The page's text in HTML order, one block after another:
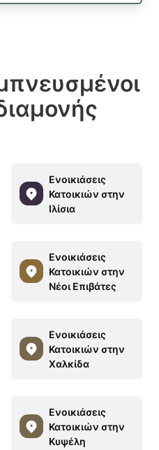
Ενοικιάσεις
Κατοικιών στην
Ιλίσια
Ενοικιάσεις
Κατοικιών στην
Νέοι Επιβάτες
Ενοικιάσεις
Κατοικιών στην
Χαλκίδα
Ενοικιάσεις
Κατοικιών στην
Κυψέλη